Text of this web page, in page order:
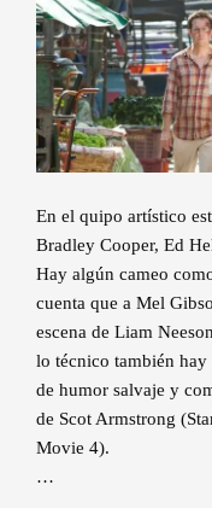
En el quipo artístico
Bradley Cooper, Ed
Hay algún cameo
cuenta que a Mel
escena de Liam
lo técnico también
de humor salvaje y
de Scot Armstrong
Movie 4).
…